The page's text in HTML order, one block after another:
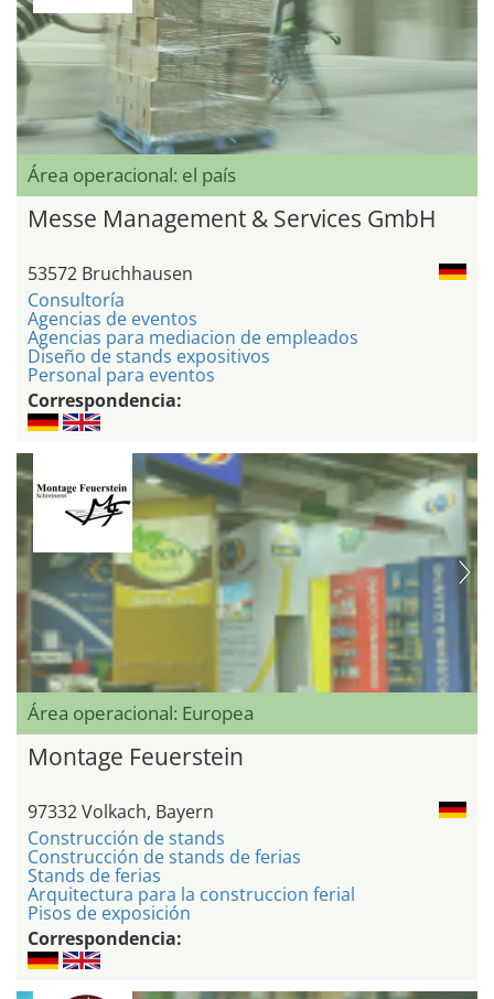
Área operacional: el país
Messe Management & Services GmbH
53572 Bruchhausen
Consultoría
Agencias de eventos
Agencias para mediacion de empleados
Diseño de stands expositivos
Personal para eventos
Correspondencia:
Área operacional: Europea
Montage Feuerstein
97332 Volkach, Bayern
Construcción de stands
Construcción de stands de ferias
Stands de ferias
Arquitectura para la construccion ferial
Pisos de exposición
Correspondencia: